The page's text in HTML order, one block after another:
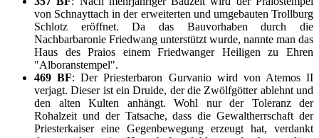
von Schnayttach in der erweiterten und umgebauten Trollburg
Schlotz eröffnet. Da das Bauvorhaben durch die
Nachbarbaronie Friedwang unterstützt wurde, nannte man das
Haus des Praios einem Friedwanger Heiligen zu Ehren
"Alboranstempel".
469 BF: Der Priesterbaron Gurvanio wird von Atemos II
verjagt. Dieser ist ein Druide, der die Zwölfgötter ablehnt und
den alten Kulten anhängt. Wohl nur der Toleranz der
Rohalzeit und der Tatsache, dass die Gewaltherrschaft der
Priesterkaiser eine Gegenbewegung erzeugt hat, verdankt